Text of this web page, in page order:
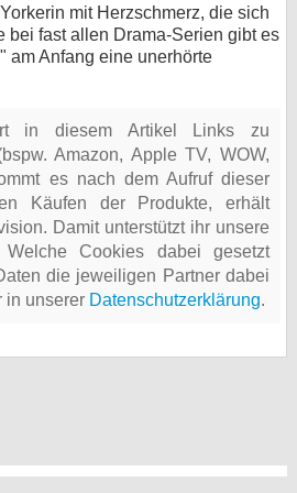
mit Herzschmerz, die sich
bei fast allen Drama-Serien gibt es
am Anfang eine unerhörte
in diesem Artikel Links zu
Amazon, Apple TV, WOW,
es nach dem Aufruf dieser
Käufen der Produkte, erhält
Damit unterstützt ihr unsere
Welche Cookies dabei gesetzt
die jeweiligen Partner dabei
in unserer Datenschutzerklärung.